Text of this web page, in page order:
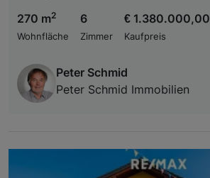
270 m2
Wohnfläche
6
Zimmer
€ 1.380.000,00
Kaufpreis
Peter Schmid
Peter Schmid Immobilien